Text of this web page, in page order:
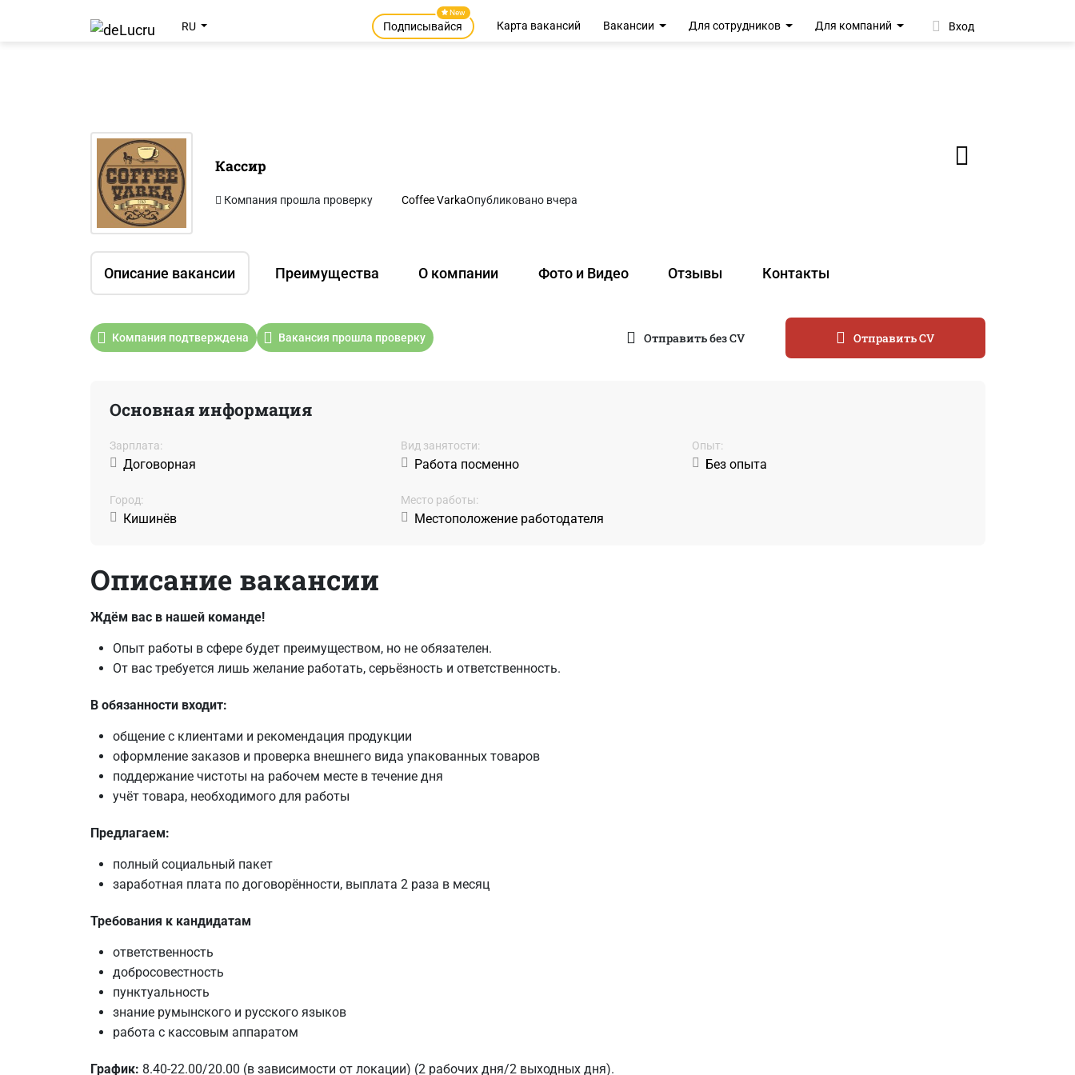
RU
New
Подписывайся Карта вакансий Вакансии Для сотрудников Для компаний Вход
Кассир
Компания прошла проверку Coffee VarkaОпубликовано вчера
Описание вакансии Преимущества О компании Фото и Видео Отзывы Контакты
Компания подтверждена Вакансия прошла проверку Отправить без CV Отправить CV
Основная информация
Зарплата:
Договорная
Вид занятости:
Работа посменно
Oпыт:
Без опыта
Город:
Кишинёв
Место работы:
Местоположение работодателя
Описание вакансии
Ждём вас в нашей команде!
Опыт работы в сфере будет преимуществом, но не обязателен.
От вас требуется лишь желание работать, серьёзность и ответственность.
В обязанности входит:
общение с клиентами и рекомендация продукции
оформление заказов и проверка внешнего вида упакованных товаров
поддержание чистоты на рабочем месте в течение дня
учёт товара, необходимого для работы
Предлагаем:
полный социальный пакет
заработная плата по договорённости, выплата 2 раза в месяц
Требования к кандидатам
ответственность
добросовестность
пунктуальность
знание румынского и русского языков
работа с кассовым аппаратом
График: 8.40-22.00/20.00 (в зависимости от локации) (2 рабочих дня/2 выходных дня).